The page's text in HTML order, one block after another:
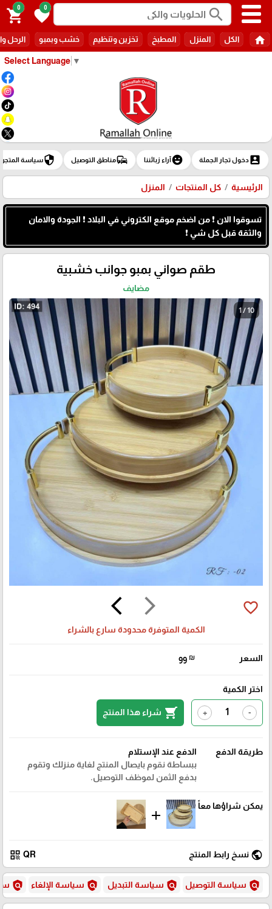
Select Language ▼
search
0
favorite
0
shopping_cart
home الكل المنزل المطبخ تخزين وتنظيم خشب وبمبو الرحل
account_boxدخول تجار الجملة emoji_emotionsآراء زبائننا commuteمناطق التوصيل securityسياسة المتجر
الرئيسية كل المنتجات المنزل
تسوقوا الان ❗ من اضخم موقع الكتروني في البلاد ❗ الجودة والامان
والثقة قبل كل شي ❗
طقم صواني بمبو جوانب خشبية
مضايف
1 / 10
arrow_forward_ios
arrow_back_ios favorite_border
الكمية المتوفرة محدودة سارع بالشراء
السعر 99 ₪
اختر الكمية
-
+
shopping_cart شراء هذا المنتج
طريقة الدفع
الدفع عند الإستلام
ببساطة نقوم بايصال المنتج لغاية منزلك وتقوم
بدفع الثمن لموظف التوصيل.
يمكن شراؤها معاً
add
public نسخ رابط المنتج QR
qr_code
policy سياسة التوصيل policy سياسة التبديل policy سياسة الإلغاء policy